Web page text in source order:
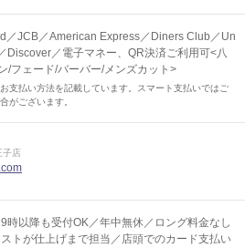
／JCB／American Express／Diners Club／Un
Discover／電子マネー、QR決済ご利用可<八
/フェード/バーバー/メンズカット>
支払い方法を記載しています。スマート支払いではご
がございます。
子店
時以降も受付OK／年中無休／ロング料金なし
トが仕上げまで担当／店頭でのカード支払い